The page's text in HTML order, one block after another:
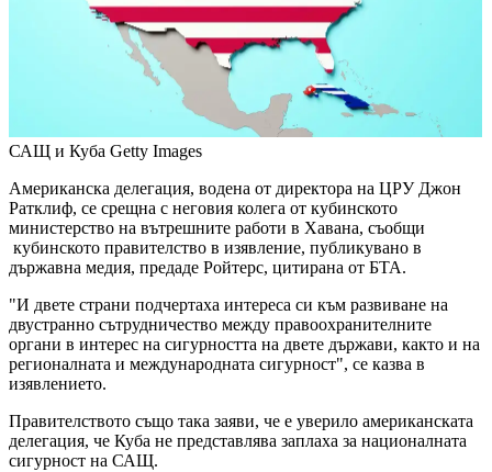
САЩ и Куба Getty Images
Американска делегация, водена от директора на ЦРУ Джон
Ратклиф, се срещна с неговия колега от кубинското
министерство на вътрешните работи в Хавана, съобщи
кубинското правителство в изявление, публикувано в
държавна медия, предаде Ройтерс, цитирана от БТА.
"И двете страни подчертаха интереса си към развиване на
двустранно сътрудничество между правоохранителните
органи в интерес на сигурността на двете държави, както и на
регионалната и международната сигурност", се казва в
изявлението.
Правителството също така заяви, че е уверило американската
делегация, че Куба не представлява заплаха за националната
сигурност на САЩ.